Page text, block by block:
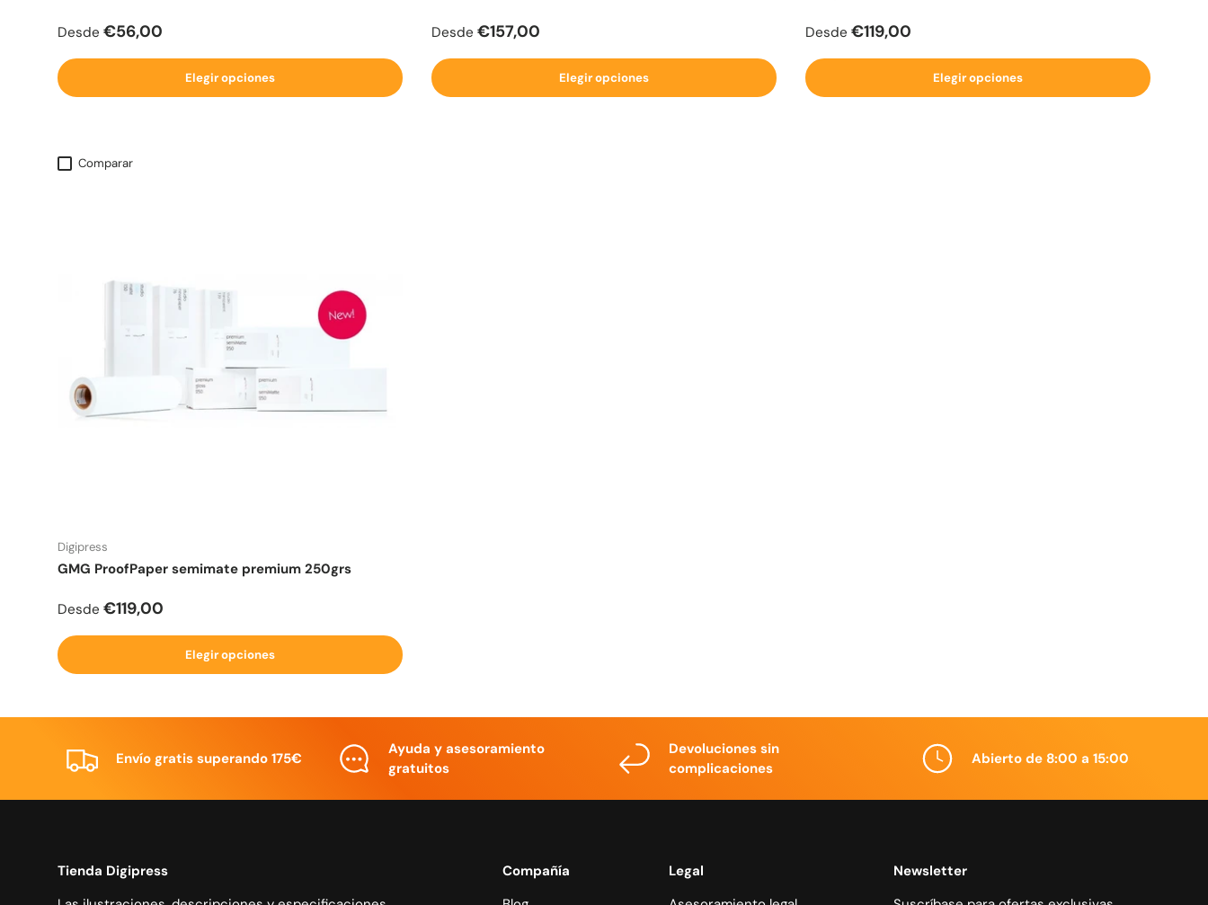
Precio normal
Desde €56,00
Elegir opciones
Precio normal
Desde €157,00
Elegir opciones
Precio normal
Desde €119,00
Elegir opciones
Comparar
Digipress
GMG ProofPaper semimate premium 250grs
Precio normal
Desde €119,00
Elegir opciones
Envío gratis superando 175€
Ayuda y asesoramiento
gratuitos
Devoluciones sin
complicaciones
Abierto de 8:00 a 15:00
Tienda Digipress
Compañía
Legal
Newsletter